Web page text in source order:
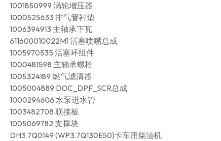
1001850999 涡轮增压器
1000525633 排气管衬垫
1006394913 主轴承下瓦
611600010022M1 活塞喷嘴总成
1005970535 活塞环组件
1000481598 主轴承螺栓
1005324189 燃气滤清器
1005004889 DOC_DPF_SCR总成
1000294606 水泵进水管
1003482708 联接板
1005069782 支撑块
DH3.7Q0149 (WP3.7Q130E50)卡车用柴油机